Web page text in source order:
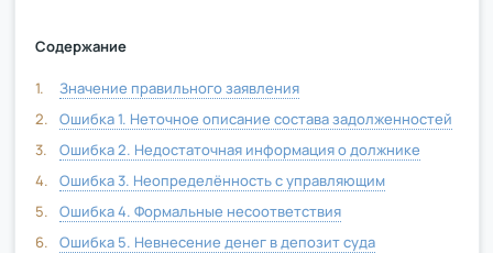
Содержание
Значение правильного заявления
Ошибка 1. Неточное описание состава задолженностей
Ошибка 2. Недостаточная информация о должнике
Ошибка 3. Неопределённость с управляющим
Ошибка 4. Формальные несоответствия
Ошибка 5. Невнесение денег в депозит суда